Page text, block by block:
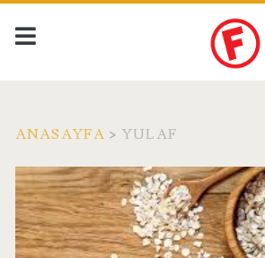
ANASAYFA > YULAF
Etiket:
<span>Yulaf</